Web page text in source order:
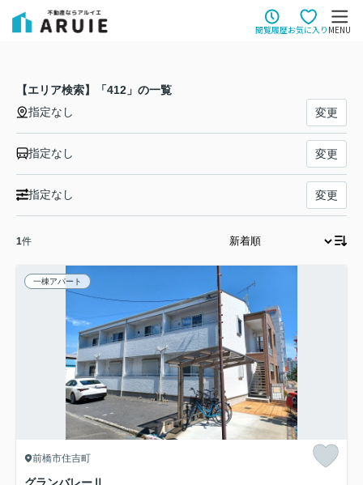
閲覧履歴お気に入り MENU
【エリア検索】「412」の一覧
指定なし
変更
指定なし 変更
指定なし 変更
1件
一棟アパート
前橋市住吉町